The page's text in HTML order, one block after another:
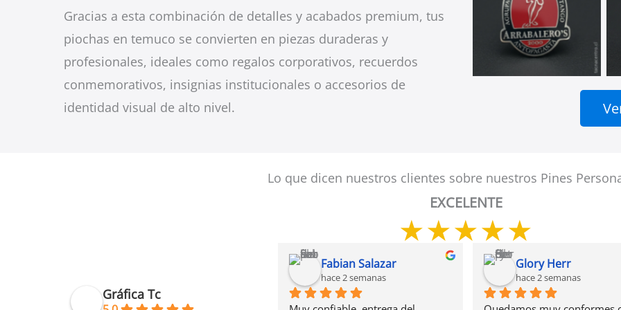
Gracias a esta combinación de detalles y acabados premium, tus
piochas en temuco se convierten en piezas duraderas y
profesionales, ideales como regalos corporativos, recuerdos
conmemorativos, insignias institucionales o accesorios de
identidad visual de alto nivel.
Pines Esmaltados
Lo que dicen nuestros clientes sobre nuestros Pines
EXCELENTE
★★★★★
Gráfica Tc
Fabian Salazar
hace 2 semanas
Glory Herr
hace 2 semanas